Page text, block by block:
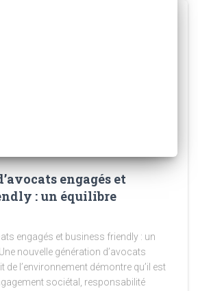
engagés et
: un équilibre
engagés et business friendly : un
nouvelle génération d’avocats
de l’environnement démontre qu’il est
sociétal, responsabilité